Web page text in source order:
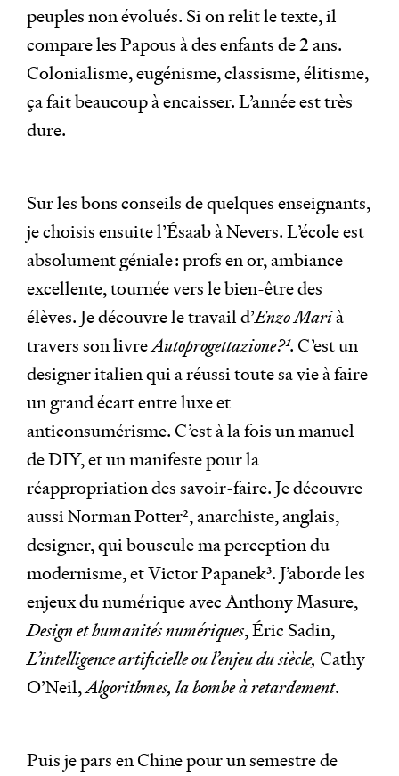
peuples non évolués. Si on relit le texte, il
compare les Papous à des enfants de 2 ans.
Colonialisme, eugénisme, classisme, élitisme,
ça fait beaucoup à encaisser. L’année est très
dure.
Sur les bons conseils de quelques enseignants,
je choisis ensuite l’Ésaab à Nevers. L’école est
absolument géniale : profs en or, ambiance
excellente, tournée vers le bien-être des
élèves. Je découvre le travail d’Enzo Marià
travers son livreAutoprogettazione?1. C’est un
designer italien qui a réussi toute sa vie à faire
un grand écart entre luxe et
anticonsumérisme. C’est à la fois un manuel
de DIY, et un manifeste pour la
réappropriation des savoir-faire. Je découvre
aussi Norman Potter2, anarchiste, anglais,
designer, qui bouscule ma perception du
modernisme, et Victor Papanek3. J’aborde les
enjeux du numérique avec Anthony Masure,
Design et humanités numériques, Éric Sadin,
L’intelligence artificielle ou l’enjeu du siècle, Cathy
O’Neil,Algorithmes, la bombe à retardement.
Puis je pars en Chine pour un semestre de